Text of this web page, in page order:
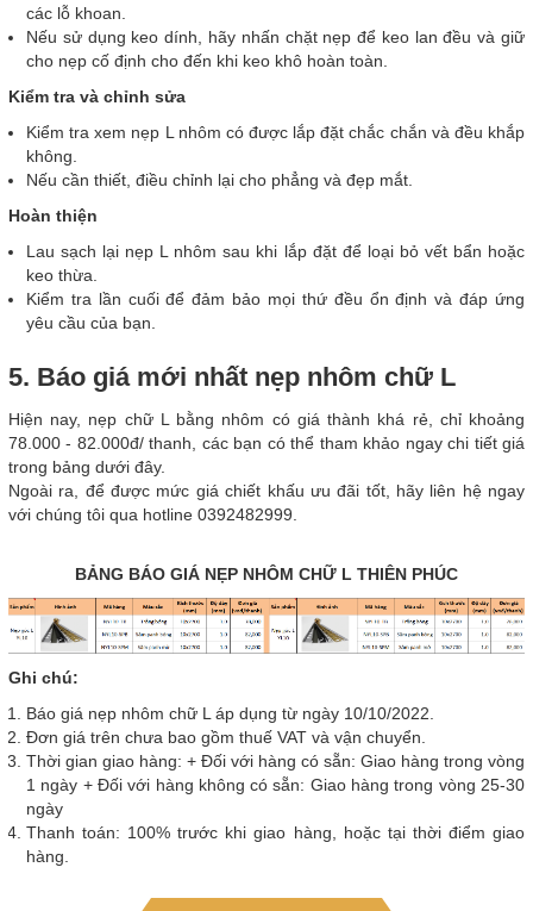
các lỗ khoan.
Nếu sử dụng keo dính, hãy nhấn chặt nẹp để keo lan đều và giữ
cho nẹp cố định cho đến khi keo khô hoàn toàn.
Kiểm tra và chỉnh sửa
Kiểm tra xem nẹp L nhôm có được lắp đặt chắc chắn và đều khắp
không.
Nếu cần thiết, điều chỉnh lại cho phẳng và đẹp mắt.
Hoàn thiện
Lau sạch lại nẹp L nhôm sau khi lắp đặt để loại bỏ vết bẩn hoặc
keo thừa.
Kiểm tra lần cuối để đảm bảo mọi thứ đều ổn định và đáp ứng
yêu cầu của bạn.
5. Báo giá mới nhất nẹp nhôm chữ L
Hiện nay, nẹp chữ L bằng nhôm có giá thành khá rẻ, chỉ khoảng
78.000 - 82.000đ/ thanh, các bạn có thể tham khảo ngay chi tiết giá
trong bảng dưới đây.
Ngoài ra, để được mức giá chiết khấu ưu đãi tốt, hãy liên hệ ngay
với chúng tôi qua hotline 0392482999.
BẢNG BÁO GIÁ NẸP NHÔM CHỮ L THIÊN PHÚC
Ghi chú:
Báo giá nẹp nhôm chữ L áp dụng từ ngày 10/10/2022.
Đơn giá trên chưa bao gồm thuế VAT và vận chuyển.
Thời gian giao hàng: + Đối với hàng có sẵn: Giao hàng trong vòng
1 ngày + Đối với hàng không có sẵn: Giao hàng trong vòng 25-30
ngày
Thanh toán: 100% trước khi giao hàng, hoặc tại thời điểm giao
hàng.